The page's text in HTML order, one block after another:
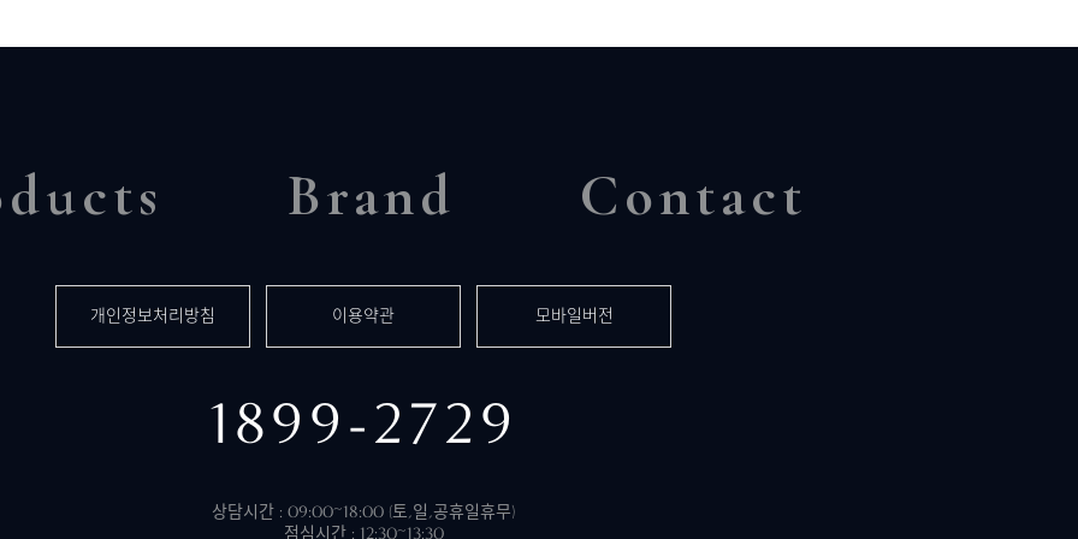
Brand Contact
개인정보처리방침 이용약관 모바일버전
1899-2729
상담시간 : 09:00~18:00 (토,일,공휴일휴무)
점심시간 : 12:30~13:30